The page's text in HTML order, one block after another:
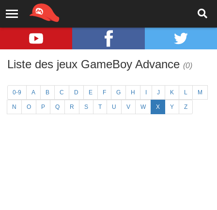
Liste des jeux GameBoy Advance (0)
0-9 A B C D E F G H J K L M
N O P Q R S T U V W X Y Z